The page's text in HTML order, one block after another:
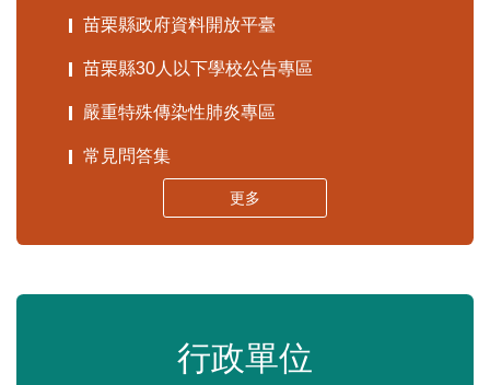
苗栗縣政府資料開放平臺
苗栗縣30人以下學校公告專區
嚴重特殊傳染性肺炎專區
常見問答集
更多
行政單位